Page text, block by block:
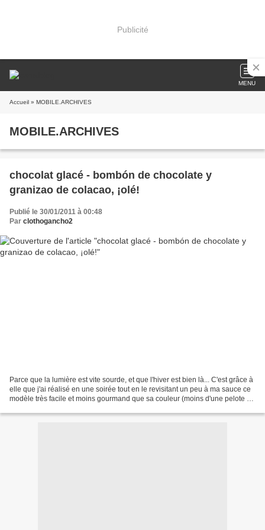
Publicité
MENU
Accueil » MOBILE.ARCHIVES
MOBILE.ARCHIVES
chocolat glacé - bombón de chocolate y
granizao de colacao, ¡olé!
Publié le 30/01/2011 à 00:48
Par clothogancho2
Parce que la lumière est vite sourde, et que l'hiver est bien là... C'est grâce à
elle que j'ai réalisé en une soirée tout en le revisitant un peu à ma sauce ce
modèle très facile et moins gourmand que sa couleur (moins d'une pelote de